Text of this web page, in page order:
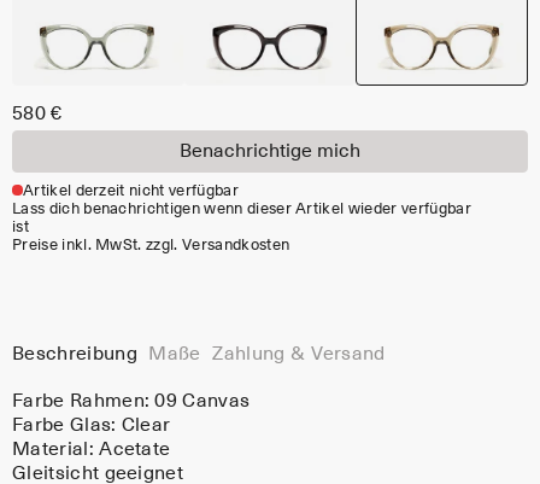
580 €
Benachrichtige mich
Artikel derzeit nicht verfügbar
Lass dich benachrichtigen wenn dieser Artikel wieder verfügbar
ist
Preise inkl. MwSt. zzgl. Versandkosten
Beschreibung Maße Zahlung & Versand
Farbe Rahmen:09 Canvas
Farbe Glas: Clear
Material:Acetate
Gleitsicht geeignet